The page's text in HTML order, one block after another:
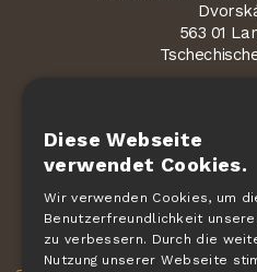
563 01
Geschützt durch
Bedingungen -
Diese Webseite
verwendet Cookies.
Wir verwenden Cookies, um
Benutzerfreundlichkeit
zu verbessern. Durch die
Nutzung unserer Webseite